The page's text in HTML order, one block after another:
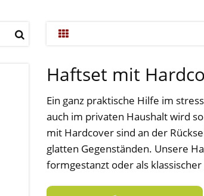
Haftset mit
Ein ganz praktische Hilfe im
auch im privaten Haushalt wird
mit Hardcover sind an der
glatten Gegenständen. Unsere
formgestanzt oder als